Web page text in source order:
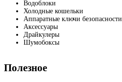
Водоблоки
Холодные кошельки
Аппаратные ключи безопасности
Аксессуары
Драйкулеры
Шумобоксы
Полезное